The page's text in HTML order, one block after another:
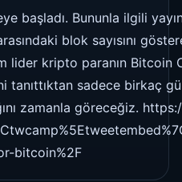
başladı. Bununla ilgili
blok sayısını
lider kripto paranın
tanıttıktan sadece birkaç
zamanla göreceğiz.
bitcoin%2F